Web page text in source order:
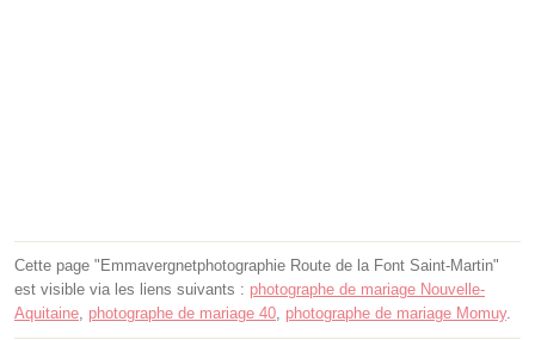
Cette page "Emmavergnetphotographie Route de la Font Saint-Martin"
est visible via les liens suivants : photographe de mariage Nouvelle-
Aquitaine photographe de mariage 40 photographe de mariage Momuy.